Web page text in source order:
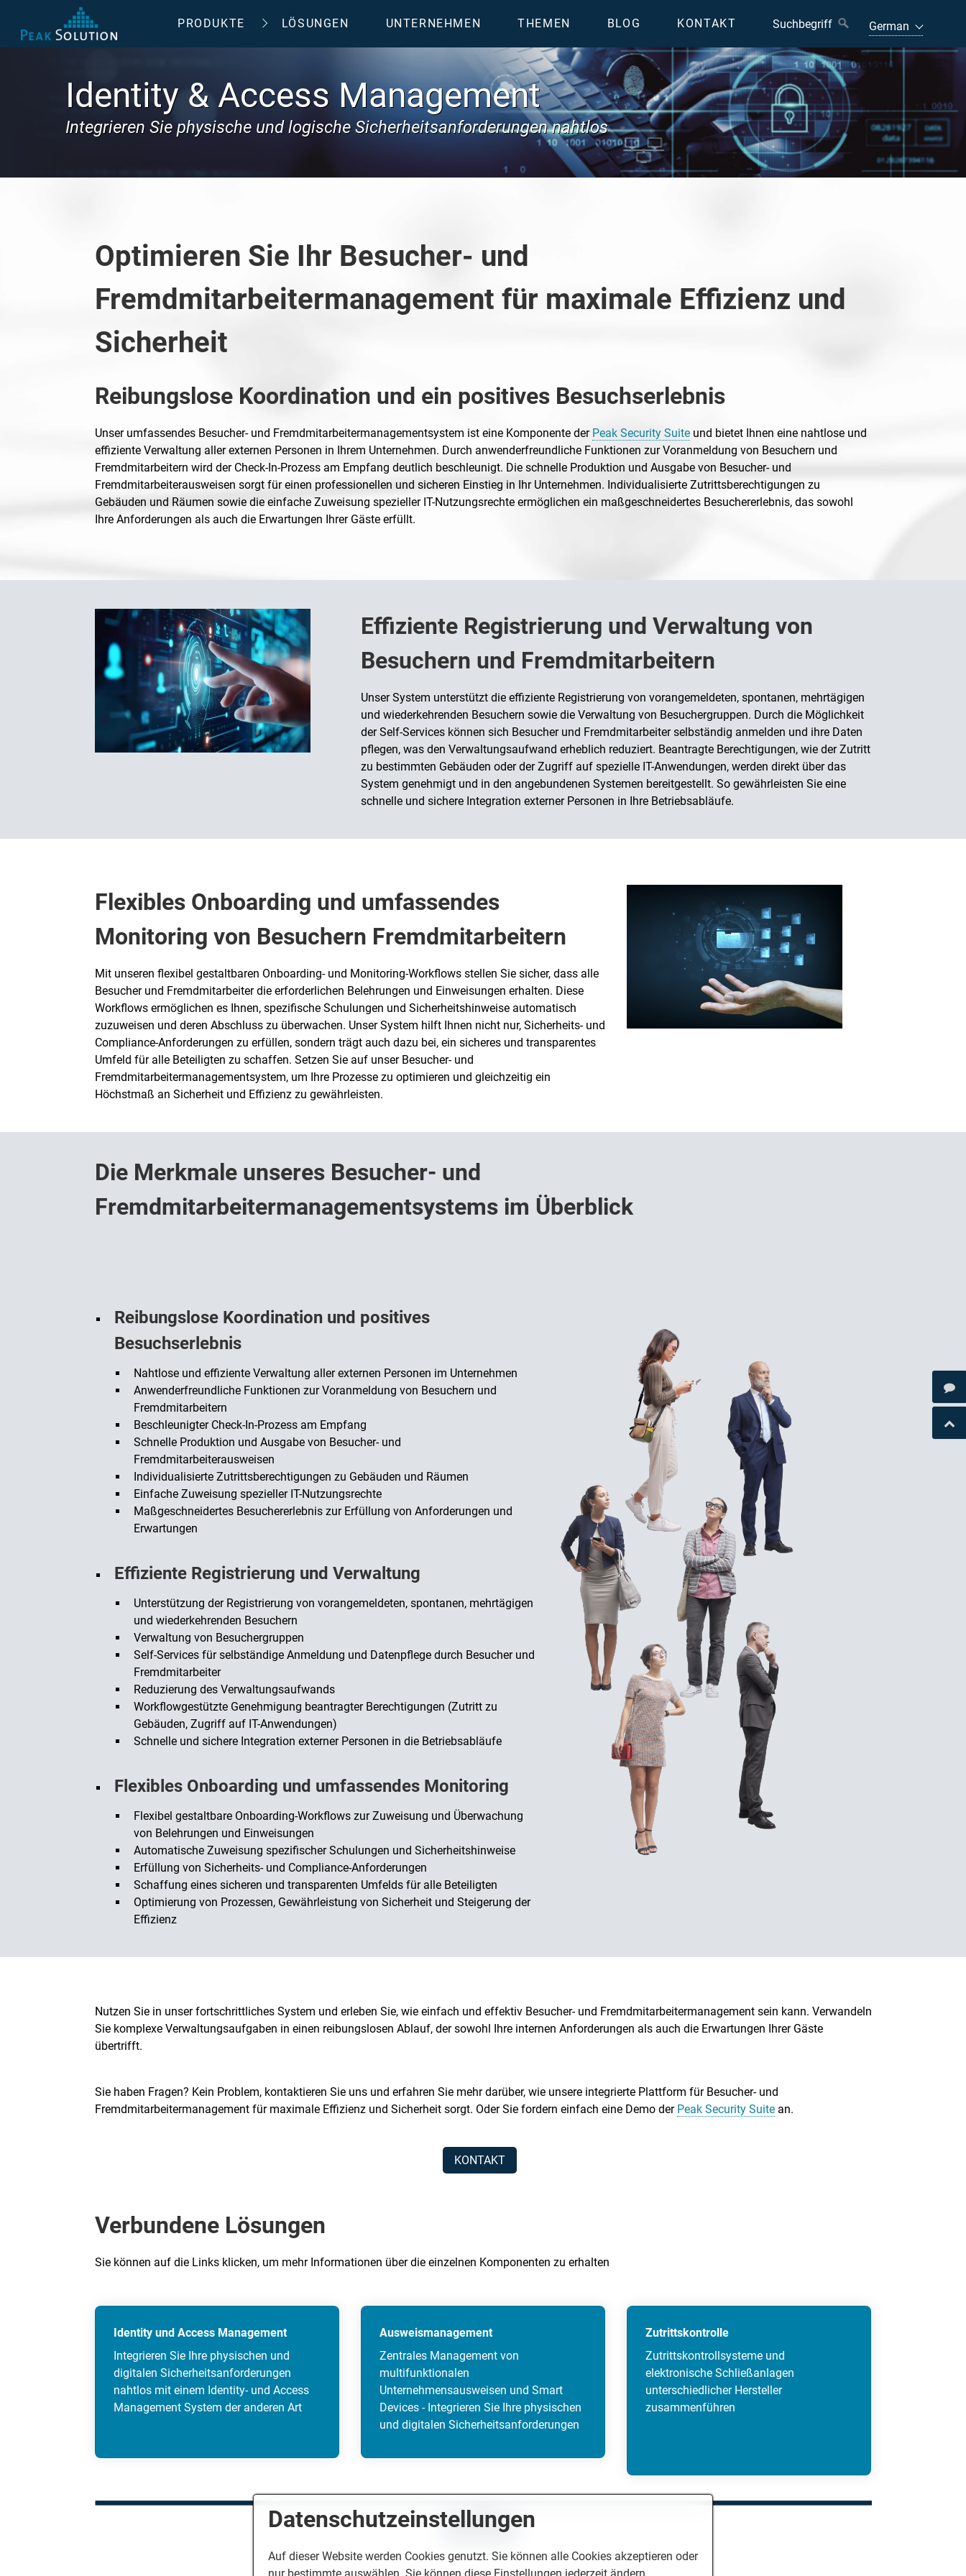
PRODUKTE LÖSUNGEN UNTERNEHMEN THEMEN BLOG KONTAKT
Identity & Access Management
Integrieren Sie physische und logische Sicherheitsanforderungen nahtlos
Optimieren Sie Ihr Besucher- und
Fremdmitarbeitermanagement für maximale Effizienz und
Sicherheit
Reibungslose Koordination und ein positives Besuchserlebnis
Unser umfassendes Besucher- und Fremdmitarbeitermanagementsystem ist eine Komponente der Peak Security Suiteund bietet Ihnen eine nahtlose und
effiziente Verwaltung aller externen Personen in Ihrem Unternehmen. Durch anwenderfreundliche Funktionen zur Voranmeldung von Besuchern und
Fremdmitarbeitern wird der Check-In-Prozess am Empfang deutlich beschleunigt. Die schnelle Produktion und Ausgabe von Besucher- und
Fremdmitarbeiterausweisen sorgt für einen professionellen und sicheren Einstieg in Ihr Unternehmen. Individualisierte Zutrittsberechtigungen zu
Gebäuden und Räumen sowie die einfache Zuweisung spezieller IT-Nutzungsrechte ermöglichen ein maßgeschneidertes Besuchererlebnis, das sowohl
Ihre Anforderungen als auch die Erwartungen Ihrer Gäste erfüllt.
Effiziente Registrierung und Verwaltung von
Besuchern und Fremdmitarbeitern
Unser System unterstützt die effiziente Registrierung von vorangemeldeten, spontanen, mehrtägigen
und wiederkehrenden Besuchern sowie die Verwaltung von Besuchergruppen. Durch die Möglichkeit
der Self-Services können sich Besucher und Fremdmitarbeiter selbständig anmelden und ihre Daten
pflegen, was den Verwaltungsaufwand erheblich reduziert. Beantragte Berechtigungen, wie der Zutritt
zu bestimmten Gebäuden oder der Zugriff auf spezielle IT-Anwendungen, werden direkt über das
System genehmigt und in den angebundenen Systemen bereitgestellt. So gewährleisten Sie eine
schnelle und sichere Integration externer Personen in Ihre Betriebsabläufe.
Flexibles Onboarding und umfassendes
Monitoring von Besuchern Fremdmitarbeitern
Mit unseren flexibel gestaltbaren Onboarding- und Monitoring-Workflows stellen Sie sicher, dass alle
Besucher und Fremdmitarbeiter die erforderlichen Belehrungen und Einweisungen erhalten. Diese
Workflows ermöglichen es Ihnen, spezifische Schulungen und Sicherheitshinweise automatisch
zuzuweisen und deren Abschluss zu überwachen. Unser System hilft Ihnen nicht nur, Sicherheits- und
Compliance-Anforderungen zu erfüllen, sondern trägt auch dazu bei, ein sicheres und transparentes
Umfeld für alle Beteiligten zu schaffen. Setzen Sie auf unser Besucher- und
Fremdmitarbeitermanagementsystem, um Ihre Prozesse zu optimieren und gleichzeitig ein
Höchstmaß an Sicherheit und Effizienz zu gewährleisten.
Die Merkmale unseres Besucher- und
Fremdmitarbeitermanagementsystems im Überblick
Reibungslose Koordination und positives
Besuchserlebnis
Nahtlose und effiziente Verwaltung aller externen Personen im Unternehmen
Anwenderfreundliche Funktionen zur Voranmeldung von Besuchern und
Fremdmitarbeitern
Beschleunigter Check-In-Prozess am Empfang
Schnelle Produktion und Ausgabe von Besucher- und
Fremdmitarbeiterausweisen
Individualisierte Zutrittsberechtigungen zu Gebäuden und Räumen
Einfache Zuweisung spezieller IT-Nutzungsrechte
Maßgeschneidertes Besuchererlebnis zur Erfüllung von Anforderungen und
Erwartungen
Effiziente Registrierung und Verwaltung
Unterstützung der Registrierung von vorangemeldeten, spontanen, mehrtägigen
und wiederkehrenden Besuchern
Verwaltung von Besuchergruppen
Self-Services für selbständige Anmeldung und Datenpflege durch Besucher und
Fremdmitarbeiter
Reduzierung des Verwaltungsaufwands
Workflowgestützte Genehmigung beantragter Berechtigungen (Zutritt zu
Gebäuden, Zugriff auf IT-Anwendungen)
Schnelle und sichere Integration externer Personen in die Betriebsabläufe
Flexibles Onboarding und umfassendes Monitoring
Flexibel gestaltbare Onboarding-Workflows zur Zuweisung und Überwachung
von Belehrungen und Einweisungen
Automatische Zuweisung spezifischer Schulungen und Sicherheitshinweise
Erfüllung von Sicherheits- und Compliance-Anforderungen
Schaffung eines sicheren und transparenten Umfelds für alle Beteiligten
Optimierung von Prozessen, Gewährleistung von Sicherheit und Steigerung der
Effizienz
Nutzen Sie in unser fortschrittliches System und erleben Sie, wie einfach und effektiv Besucher- und Fremdmitarbeitermanagement sein kann. Verwandeln
Sie komplexe Verwaltungsaufgaben in einen reibungslosen Ablauf, der sowohl Ihre internen Anforderungen als auch die Erwartungen Ihrer Gäste
übertrifft.
Sie haben Fragen? Kein Problem, kontaktieren Sie uns und erfahren Sie mehr darüber, wie unsere integrierte Plattform für Besucher- und
Fremdmitarbeitermanagement für maximale Effizienz und Sicherheit sorgt. Oder Sie fordern einfach eine Demo der Peak Security Suitean.
KONTAKT
Verbundene Lösungen
Sie können auf die Links klicken, um mehr Informationen über die einzelnen Komponenten zu erhalten
Identity und Access Management
Integrieren Sie Ihre physischen und
digitalen Sicherheitsanforderungen
nahtlos mit einem Identity- und Access
Management System der anderen Art
Ausweismanagement
Zentrales Management von
multifunktionalen
Unternehmensausweisen und Smart
Devices - Integrieren Sie Ihre physischen
und digitalen Sicherheitsanforderungen
Zutrittskontrolle
Zutrittskontrollsysteme und
elektronische Schließanlagen
unterschiedlicher Hersteller
zusammenführen
KONTAKT
Datenschutzeinstellungen
Auf dieser Website werden Cookies genutzt. Sie können alle Cookies akzeptieren oder